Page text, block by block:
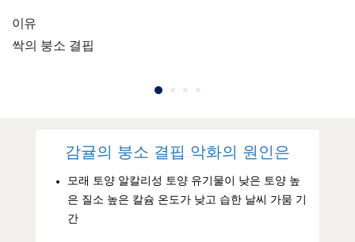
이유
싹의 붕소 결핍
감귤의 붕소 결핍 악화의 원인은
모래 토양 알칼리성 토양 유기물이 낮은 토양 높
은 질소 높은 칼슘 온도가 낮고 습한 날씨 가뭄 기
간